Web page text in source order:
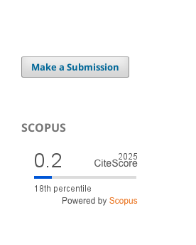
Make a Submission
SCOPUS